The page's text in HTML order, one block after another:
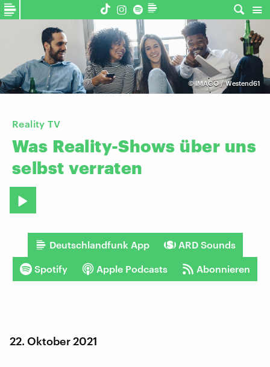
©IMAGO / Westend61
Reality TV
Was Reality-Shows über uns
selbst verraten
Deutschlandfunk App ARD Sounds
Spotify Apple Podcasts Abonnieren
22. Oktober 2021